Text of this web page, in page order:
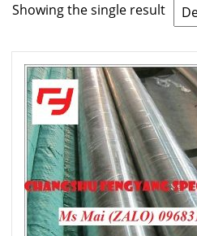
Showing the single result